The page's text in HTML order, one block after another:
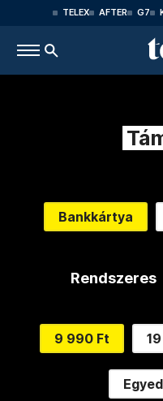
TELEX AFTER G7
Bankkártya
Rendszeres
9 990 Ft